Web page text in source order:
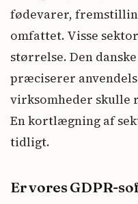
fødevarer,
omfattet. Visse
størrelse. Den
præciserer
virksomheder skulle
En kortlægning af
tidligt.
Er vores GDPR-